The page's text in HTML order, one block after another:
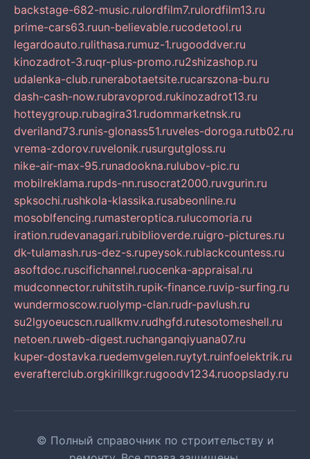
backstage-682-music.rulordfilm7.rulordfilm13.ru
prime-cars63.ruun-believable.rucodetool.ru
legardoauto.rulithasa.rumuz-1.rugooddver.ru
kinozadrot-3.ruqr-plus-promo.ru2shizashop.ru
udalenka-club.runerabotaetsite.rucarszona-bu.ru
dash-cash-now.rubravoprod.rukinozadrot13.ru
hotteygroup.rubagira31.rudommarketnsk.ru
dveriland73.runis-glonass51.ruveles-doroga.rutb02.ru
vrema-zdorov.ruvelonik.rusurgutgloss.ru
nike-air-max-95.runadookna.rulubov-pic.ru
mobilreklama.rupds-nn.rusocrat2000.ruvgurin.ru
spksochi.rushkola-klassika.rusabeonline.ru
mosoblfencing.rumasteroptica.rulucomoria.ru
iration.rudevanagari.rubiblioverde.ruigro-pictures.ru
dk-tulamash.rus-dez-s.rupeysok.rublackcountess.ru
asoftdoc.ruscifichannel.ruocenka-appraisal.ru
mudconnector.ruhitstih.rupik-finance.ruvip-surfing.ru
wundermoscow.ruolymp-clan.rudr-pavlush.ru
su2lgyoeucscn.ruallkmv.rudhgfd.rutesotomeshell.ru
netoen.ruweb-digest.ruchanganqiyuana07.ru
kuper-dostavka.ruedemvgelen.ruytyt.ruinfoelektrik.ru
everafterclub.orgkirillkgr.rugoodv1234.ruoopslady.ru
© Полный справочник по строительству и